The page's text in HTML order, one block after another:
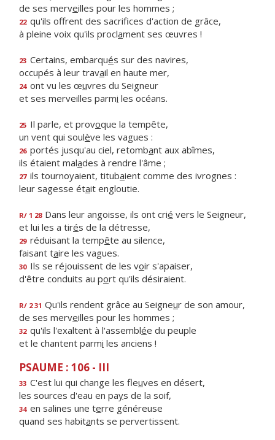
de ses merveilles pour les hommes ;
22 qu'ils offrent des sacrifces d'action de grâce,
à pleine voix qu'ils proclament ses œuvres !
23 Certains, embarqués sur des navires,
occupés à leur travail en haute mer,
24 ont vu les œuvres du Seigneur
et ses merveilles parmi les océans.
25 Il parle, et provoque la tempête,
un vent qui soulève les vagues :
26 portés jusqu'au ciel, retombant aux abîmes,
ils étaient malades à rendre l'âme ;
27 ils tournoyaient, titubaient comme des ivrognes :
leur sagesse était engloutie.
R/ 1 28 Dans leur angoisse, ils ont crié vers le Seigneur,
et lui les a tirés de la détresse,
29 réduisant la tempête au silence,
faisant taire les vagues.
30 Ils se réjouissent de les voir s'apaiser,
d'être conduits au port qu'ils désiraient.
R/ 2 31 Qu'ils rendent grâce au Seigneur de son amour,
de ses merveilles pour les hommes ;
32 qu'ils l'exaltent à l'assemblée du peuple
et le chantent parmi les anciens !
PSAUME : 106 - III
33 C'est lui qui change les fleuves en désert,
les sources d'eau en pays de la soif,
34 en salines une terre généreuse
quand ses habitants se pervertissent.